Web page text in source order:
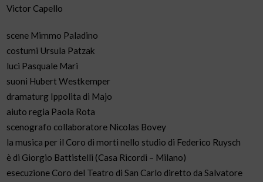
Victor Capello
scene Mimmo Paladino
costumi Ursula Patzak
luci Pasquale Mari
suoni Hubert Westkemper
dramaturg Ippolita di Majo
aiuto regia Paola Rota
scenografo collaboratore Nicolas Bovey
la musica per il Coro di morti nello studio di Federico Ruysch
è di Giorgio Battistelli (Casa Ricordi – Milano)
esecuzione Coro del Teatro di San Carlo diretto da Salvatore